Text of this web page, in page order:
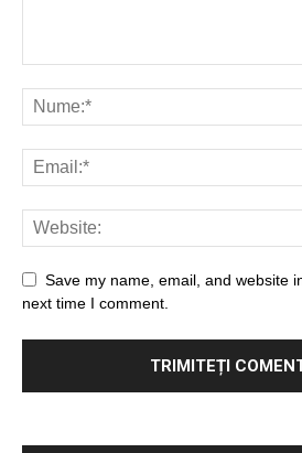
Save my name, email, and website
next time I comment.